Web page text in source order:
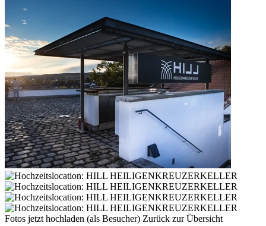
Fotos jetzt hochladen (als Besucher) Zurück zur Übersicht